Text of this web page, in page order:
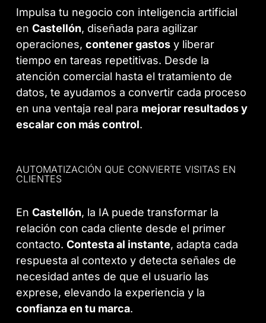
Impulsa tu negocio con inteligencia artificial
enCastellón, diseñada para agilizar
operaciones,contener gastos y liberar
tiempo en tareas repetitivas. Desde la
atención comercial hasta el tratamiento de
datos, te ayudamos a convertir cada proceso
en una ventaja real para mejorar resultados y
escalar con más control.
AUTOMATIZACIÓN QUE CONVIERTE VISITAS EN
CLIENTES
EnCastellón, la IA puede transformar la
relación con cada cliente desde el primer
contacto.Contesta al instante, adapta cada
respuesta al contexto y detecta señales de
necesidad antes de que el usuario las
exprese, elevando la experiencia y la
confianza en tu marca.